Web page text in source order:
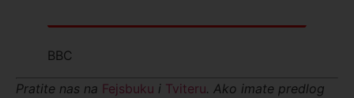
BBC
Pratite nas na Fejsbuku i Tviteru. Ako imate predlog